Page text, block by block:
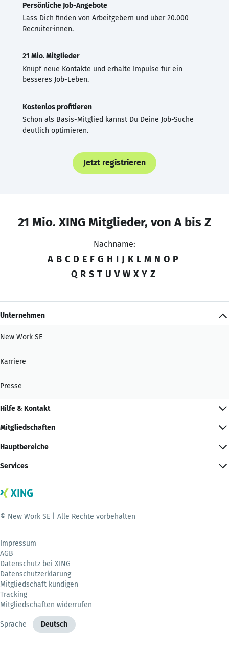
Persönliche Job-Angebote
Lass Dich finden von Arbeitgebern und über 20.000
Recruiter·innen.
21 Mio. Mitglieder
Knüpf neue Kontakte und erhalte Impulse für ein
besseres Job-Leben.
Kostenlos profitieren
Schon als Basis-Mitglied kannst Du Deine Job-Suche
deutlich optimieren.
Jetzt registrieren
21 Mio. XING Mitglieder, von A bis Z
Nachname:
A B C D E F G H I J K L M N O P
Q R S T U V W X Y Z
Unternehmen
New Work SE
Karriere
Presse
Hilfe & Kontakt
Mitgliedschaften
Hauptbereiche
Services
© New Work SE | Alle Rechte vorbehalten
Impressum
AGB
Datenschutz bei XING
Datenschutzerklärung
Mitgliedschaft kündigen
Tracking
Mitgliedschaften widerrufen
Sprache Deutsch